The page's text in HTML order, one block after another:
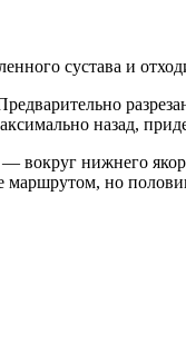
сустава и
назад,
вокруг нижнего
но